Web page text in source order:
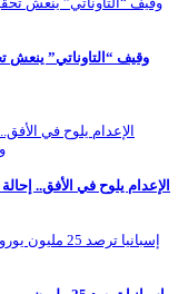
وقيف “التاوناتي”
الإعدام يلوح في الأفق..